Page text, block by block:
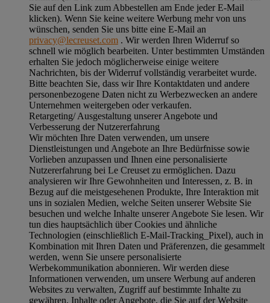
Sie auf den Link zum Abbestellen am Ende jeder E-Mail
klicken). Wenn Sie keine weitere Werbung mehr von uns
wünschen, senden Sie uns bitte eine E-Mail an
privacy@lecreuset.com . Wir werden Ihren Widerruf so
schnell wie möglich bearbeiten. Unter bestimmten Umständen
erhalten Sie jedoch möglicherweise einige weitere
Nachrichten, bis der Widerruf vollständig verarbeitet wurde.
Bitte beachten Sie, dass wir Ihre Kontaktdaten und andere
personenbezogene Daten nicht zu Werbezwecken an andere
Unternehmen weitergeben oder verkaufen.
Retargeting/ Ausgestaltung unserer Angebote und
Verbesserung der Nutzererfahrung
Wir möchten Ihre Daten verwenden, um unsere
Dienstleistungen und Angebote an Ihre Bedürfnisse sowie
Vorlieben anzupassen und Ihnen eine personalisierte
Nutzererfahrung bei Le Creuset zu ermöglichen. Dazu
analysieren wir Ihre Gewohnheiten und Interessen, z. B. in
Bezug auf die meistgesehenen Produkte, Ihre Interaktion mit
uns in sozialen Medien, welche Seiten unserer Website Sie
besuchen und welche Inhalte unserer Angebote Sie lesen. Wir
tun dies hauptsächlich über Cookies und ähnliche
Technologien (einschließlich E-Mail-Tracking_Pixel), auch in
Kombination mit Ihren Daten und Präferenzen, die gesammelt
werden, wenn Sie unsere personalisierte
Werbekommunikation abonnieren. Wir werden diese
Informationen verwenden, um unsere Werbung auf anderen
Websites zu verwalten, Zugriff auf bestimmte Inhalte zu
gewähren, Inhalte oder Angebote, die Sie auf der Website